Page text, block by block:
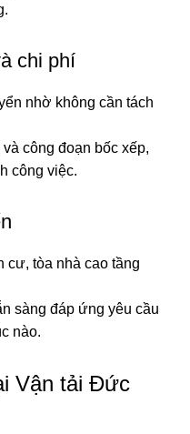
chi phí
nhờ không cần tách
công đoạn bốc xếp,
công việc.
cư, tòa nhà cao tầng
sàng đáp ứng yêu cầu
nào.
Vận tải Đức